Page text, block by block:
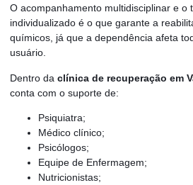
O acompanhamento multidisciplinar e o
individualizado é o que garante a
químicos, já que a dependência afeta
usuário.
Dentro da clínica de recuperação em
conta com o suporte de:
Psiquiatra;
Médico clínico;
Psicólogos;
Equipe de Enfermagem;
Nutricionistas;